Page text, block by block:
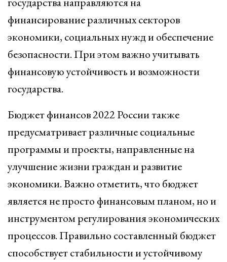
финансирование различных секторов
экономики, социальных нужд и обеспечение
безопасности. При этом важно учитывать
финансовую устойчивость и возможности
государства.
Бюджет финансов 2022 России также
предусматривает различные социальные
программы и проекты, направленные на
улучшение жизни граждан и развитие
экономики. Важно отметить, что бюджет
является не просто финансовым планом, но и
инструментом регулирования экономических
процессов. Правильно составленный бюджет
способствует стабильности и устойчивому